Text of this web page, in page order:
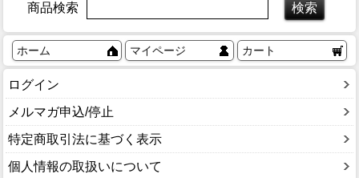
商品検索
ホーム マイページ カート
ログイン
メルマガ申込/停止
特定商取引法に基づく表示
個人情報の取扱いについて